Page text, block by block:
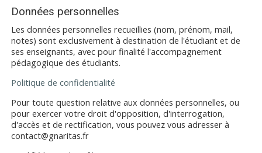
Données personnelles
Les données personnelles recueillies (nom, prénom, mail,
notes) sont exclusivement à destination de l'étudiant et de
ses enseignants, avec pour finalité l'accompagnement
pédagogique des étudiants.
Politique de confidentialité
Pour toute question relative aux données personnelles, ou
pour exercer votre droit d'opposition, d'interrogation,
d'accès et de rectification,vous pouvez vous adresser à
contact@gnaritas.fr